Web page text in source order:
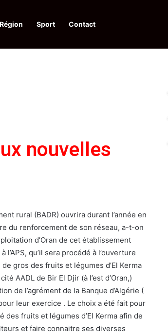
Région Sport Contact
nouvelles
rural (BADR) ouvrira durant l’année en
du renforcement de son réseau, a-t-on
d’Oran de cet établissement
qu’il sera procédé à l’ouverture
gros des fruits et légumes d’El Kerma
AADL de Bir El Djir (à l’est d’Oran,)
de l’agrément de la Banque d’Algérie (
leur exercice . Le choix a été fait pour
des fruits et légumes d’El Kerma afin de
et faire connaitre ses diverses